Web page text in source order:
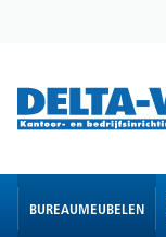
BUREAUMEUBELEN